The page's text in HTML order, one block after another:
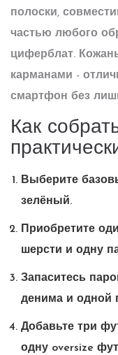
полоски,
частью любого
циферблат.
карманами -
смартфон без
Как
Выберите
зелёный.
Приобретите
шерсти и одну
Запаситесь
денима и одной
Добавьте три
одну oversize